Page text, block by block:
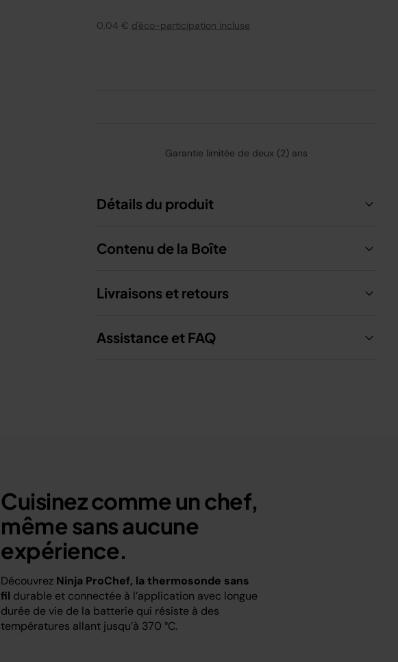
0,04 € d'éco-participation incluse
Garantie limitée de deux (2) ans
Détails du produit
Contenu de la Boîte
Livraisons et retours
Assistance et FAQ
Cuisinez comme un chef,
même sans aucune
expérience.
Découvrez Ninja ProChef, la thermosonde sans
fil durable et connectée à l’application avec longue
durée de vie de la batterie qui résiste à des
températures allant jusqu’à 370 °C.